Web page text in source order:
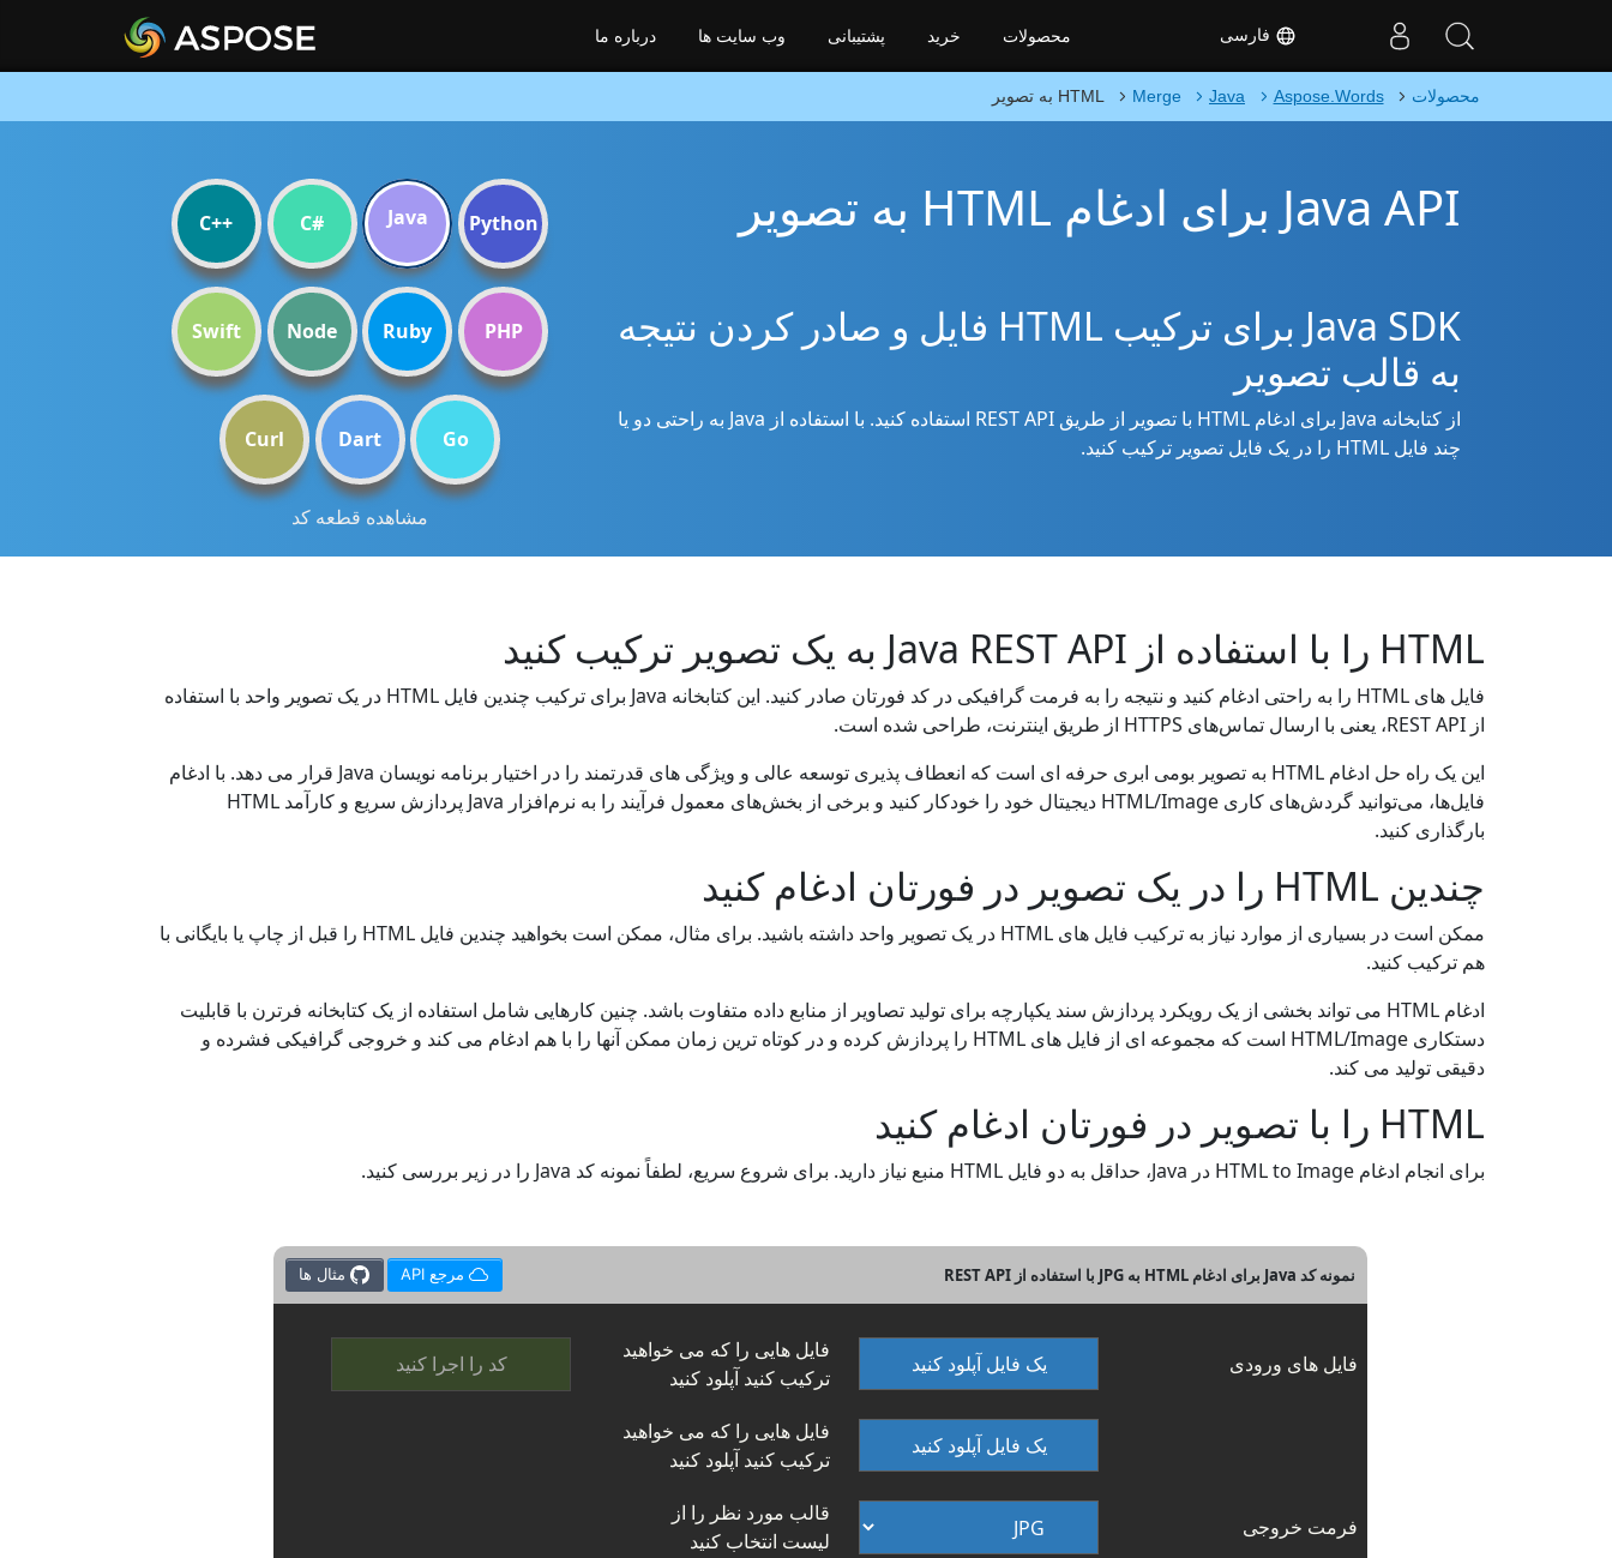
محصولات Aspose.Words
Java
Merge HTML به تصویر
Java API برای ادغام HTML به تصویر
Java SDK برای ترکیب HTML فایل و صادر کردن نتیجه
به قالب تصویر
از کتابخانه Java برای ادغام HTML با تصویر از طریق REST API استفاده کنید. با استفاده از Java به راحتی دو یا
چند فایل HTML را در یک فایل تصویر ترکیب کنید.
Python
Java
C#
C++
PHP
Ruby
Node
Swift
Go
Dart
Curl
مشاهده قطعه کد
HTML را با استفاده از Java REST API به یک تصویر ترکیب کنید
فایل های HTML را به راحتی ادغام کنید و نتیجه را به فرمت گرافیکی در کد فورتان صادر کنید. این کتابخانه Java برای ترکیب چندین فایل HTML در یک تصویر واحد با استفاده
از REST API، یعنی با ارسال تماس‌های HTTPS از طریق اینترنت، طراحی شده است.
این یک راه حل ادغام HTML به تصویر بومی ابری حرفه ای است که انعطاف پذیری توسعه عالی و ویژگی های قدرتمند را در اختیار برنامه نویسان Java قرار می دهد. با ادغام
فایل‌ها، می‌توانید گردش‌های کاری HTML/Image دیجیتال خود را خودکار کنید و برخی از بخش‌های معمول فرآیند را به نرم‌افزار Java پردازش سریع و کارآمد HTML
بارگذاری کنید.
چندین HTML را در یک تصویر در فورتان ادغام کنید
ممکن است در بسیاری از موارد نیاز به ترکیب فایل های HTML در یک تصویر واحد داشته باشید. برای مثال، ممکن است بخواهید چندین فایل HTML را قبل از چاپ یا بایگانی با
هم ترکیب کنید.
ادغام HTML می تواند بخشی از یک رویکرد پردازش سند یکپارچه برای تولید تصاویر از منابع داده متفاوت باشد. چنین کارهایی شامل استفاده از یک کتابخانه فرترن با قابلیت
دستکاری HTML/Image است که مجموعه ای از فایل های HTML را پردازش کرده و در کوتاه ترین زمان ممکن آنها را با هم ادغام می کند و خروجی گرافیکی فشرده و
دقیقی تولید می کند.
HTML را با تصویر در فورتان ادغام کنید
برای انجام ادغام HTML to Image در Java، حداقل به دو فایل HTML منبع نیاز دارید. برای شروع سریع، لطفاً نمونه کد Java را در زیر بررسی کنید.
نمونه کد Java برای ادغام HTML به JPG با استفاده از REST API مرجع API مثال ها
فایل های ورودی یک فایل آپلود کنید
فایل هایی را که می خواهید
ترکیب کنید آپلود کنید
کد را اجرا کنید
یک فایل آپلود کنید
فایل هایی را که می خواهید
ترکیب کنید آپلود کنید
فرمت خروجی
قالب مورد نظر را از
لیست انتخاب کنید
فارسی محصولات خرید پشتیبانی وب سایت ها درباره ما